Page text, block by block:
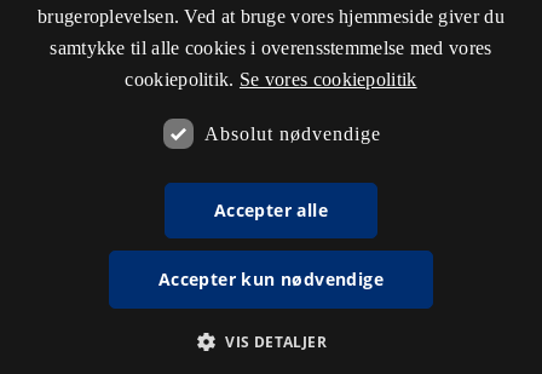
brugeroplevelsen. Ved at bruge vores hjemmeside giver du
samtykke til alle cookies i overensstemmelse med vores
cookiepolitik. Se vores cookiepolitik
Absolut nødvendige
Accepter alle
Accepter kun nødvendige
VIS DETALJER